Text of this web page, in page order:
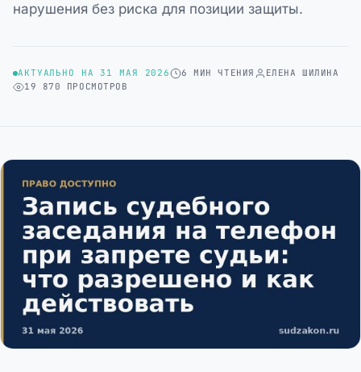
нарушения без риска для позиции защиты.
АКТУАЛЬНО НА 31 МАЯ 2026 6 МИН ЧТЕНИЯ
ЕЛЕНА ШИЛИНА
19 870 ПРОСМОТРОВ